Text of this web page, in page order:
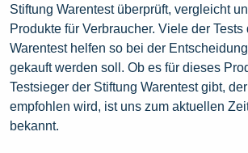
Stiftung Warentest überprüft, vergleicht
Produkte für Verbraucher. Viele der Tests
Warentest helfen so bei der
gekauft werden soll. Ob es für dieses
Testsieger der Stiftung Warentest gibt,
empfohlen wird, ist uns zum aktuellen
bekannt.